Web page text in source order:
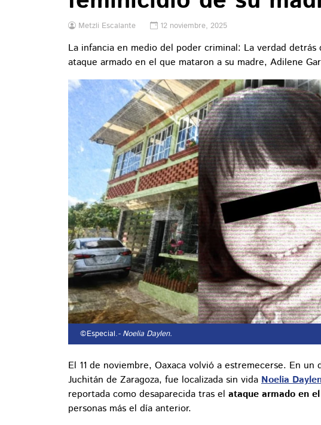
Metzli Escalante 12 noviembre, 2025
La infancia en medio del poder criminal: La verdad
ataque armado en el que mataron a su madre, Adilene
©Especial.- Noelia Daylen.
El 11 de noviembre, Oaxaca volvió a estremecerse. En
Juchitán de Zaragoza, fue localizada sin vida Noelia
reportada como desaparecida tras el ataque armado en
personas más el día anterior.